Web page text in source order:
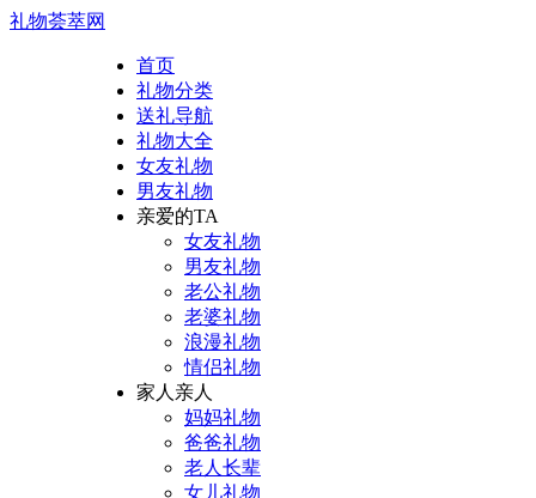
礼物荟萃网
首页
礼物分类
送礼导航
礼物大全
女友礼物
男友礼物
亲爱的TA
女友礼物
男友礼物
老公礼物
老婆礼物
浪漫礼物
情侣礼物
家人亲人
妈妈礼物
爸爸礼物
老人长辈
女儿礼物